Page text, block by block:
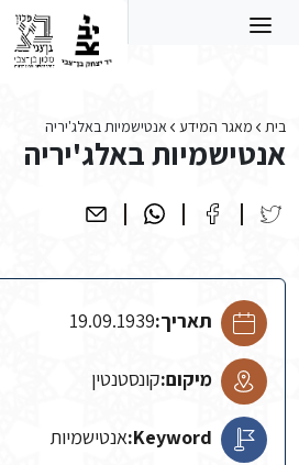
בית מאגר המידע אנטישמיות באלג'יריה
אנטישמיות באלג'יריה
תאריך:19.09.1939
מיקום:קונסטנטין
Keyword: אנטישמיות